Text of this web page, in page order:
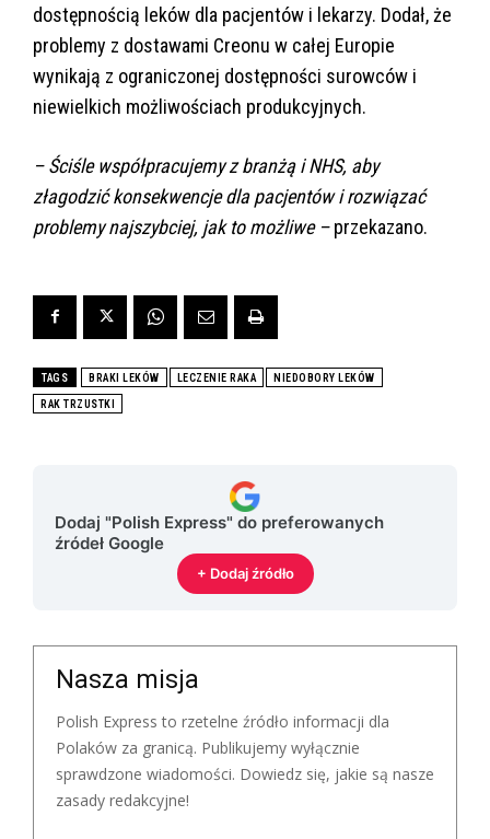
dostępnością leków dla pacjentów i lekarzy. Dodał, że
problemy z dostawami Creonu w całej Europie
wynikają z ograniczonej dostępności surowców i
niewielkich możliwościach produkcyjnych.
– Ściśle współpracujemy z branżą i NHS, aby
złagodzić konsekwencje dla pacjentów i rozwiązać
problemy najszybciej, jak to możliwe –przekazano.
TAGS BRAKI LEKÓW LECZENIE RAKA NIEDOBORY LEKÓW
RAK TRZUSTKI
Dodaj "Polish Express" do preferowanych
źródeł Google
+ Dodaj źródło
Nasza misja
Polish Express to rzetelne źródło informacji dla
Polaków za granicą. Publikujemy wyłącznie
sprawdzone wiadomości. Dowiedz się, jakie są nasze
zasady redakcyjne!